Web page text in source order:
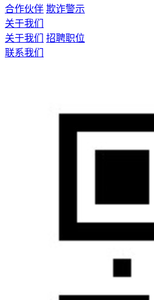
合作伙伴 欺诈警示
关于我们
关于我们
招聘职位
联系我们